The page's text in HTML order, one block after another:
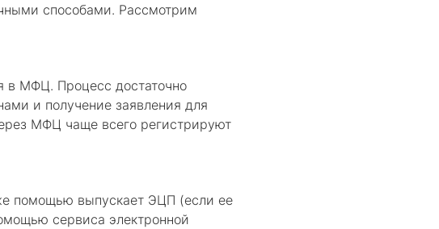
способами. Рассмотрим
в МФЦ. Процесс достаточно
и получение заявления для
МФЦ чаще всего регистрируют
помощью выпускает ЭЦП (если ее
сервиса электронной